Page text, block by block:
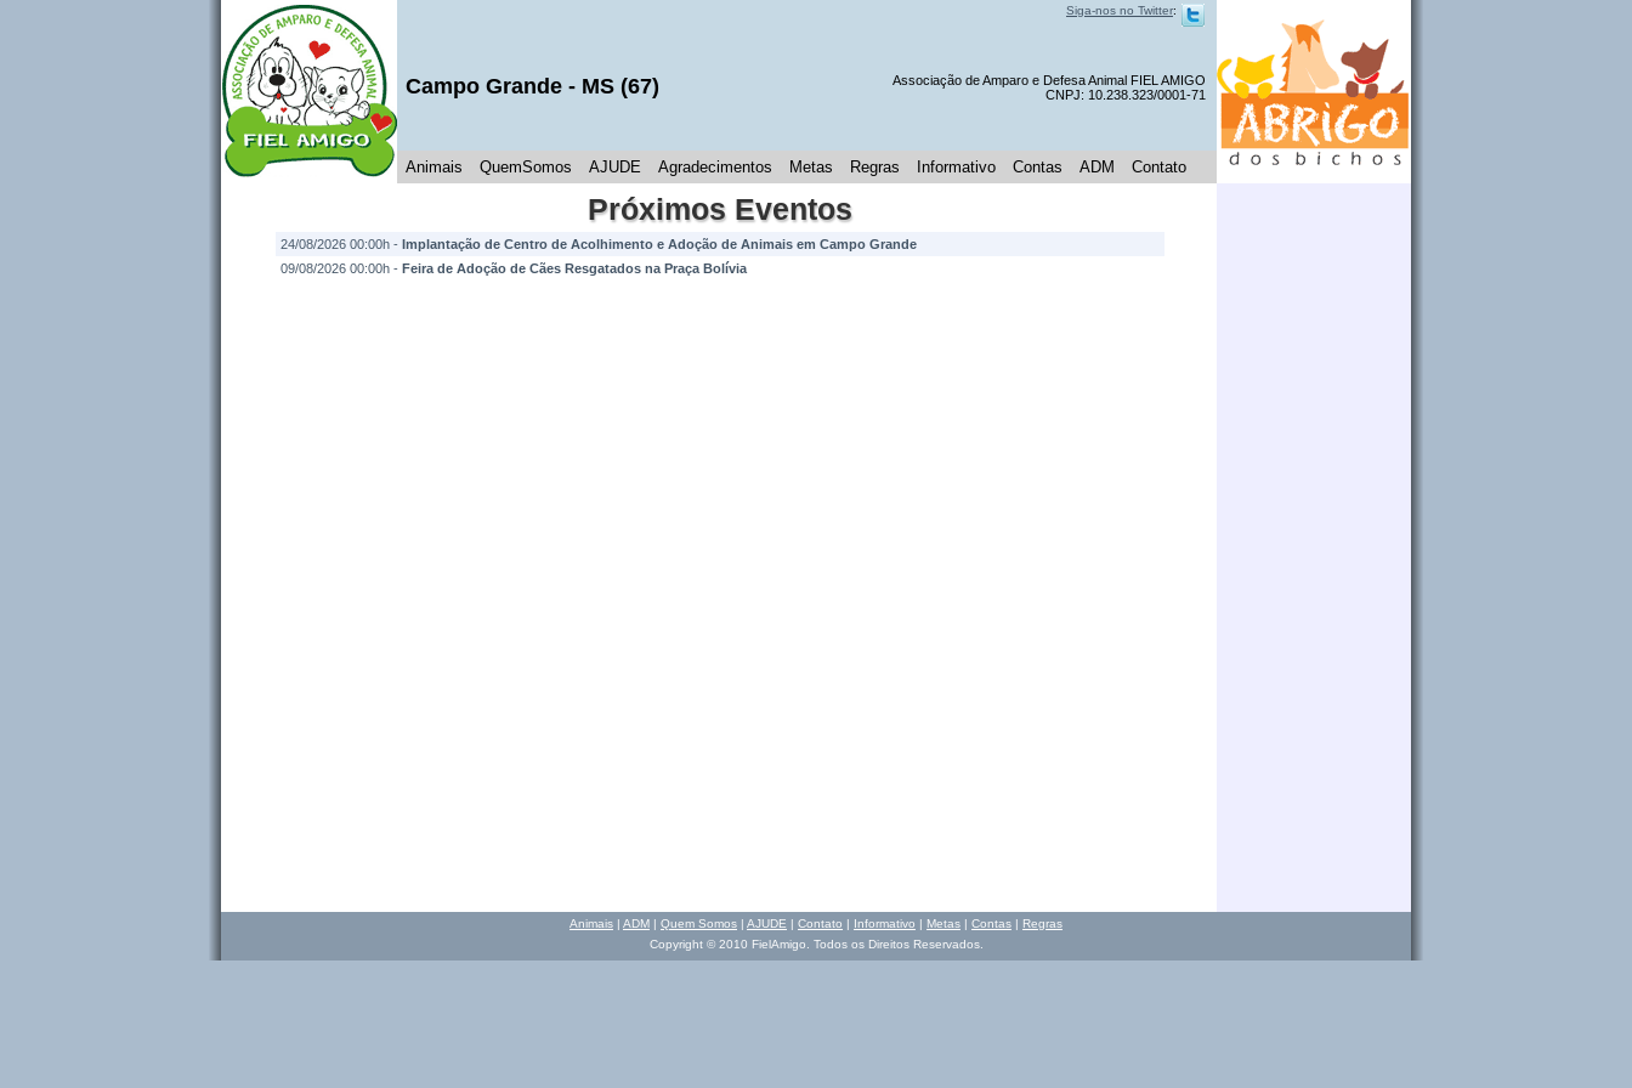
Siga-nos no Twitter:
Campo Grande - MS (67)
Associação de Amparo e Defesa Animal FIEL AMIGO
CNPJ: 10.238.323/0001-71
Animais QuemSomos AJUDE Agradecimentos Metas Regras Informativo Contas ADM Contato
Próximos Eventos
24/08/2026 00:00h - Implantação de Centro de Acolhimento e Adoção de Animais em Campo Grande
09/08/2026 00:00h - Feira de Adoção de Cães Resgatados na Praça Bolívia
Animais | ADM | Quem Somos | AJUDE | Contato | Informativo | Metas | Contas | Regras
Copyright © 2010 FielAmigo. Todos os Direitos Reservados.